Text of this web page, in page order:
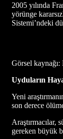
2005 yılında
yörünge
Sistemi’ndeki
Görsel
Uyduların
Yeni
son derece
Araştırmacılar,
gereken büyük